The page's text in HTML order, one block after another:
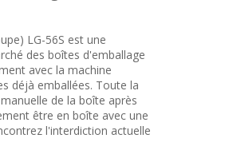
LG-56S est une
des boîtes d'emballage
avec la machine
déjà emballées. Toute la
de la boîte après
être en boîte avec une
l'interdiction actuelle